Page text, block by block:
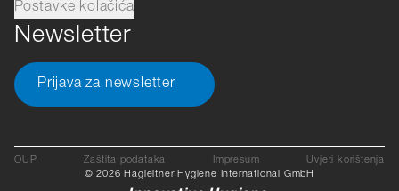
Postavke kolačića
Newsletter
Prijava za newsletter
OUP Zaštita podataka Impresum
Uvjeti korištenja
© 2026 Hagleitner Hygiene International GmbH